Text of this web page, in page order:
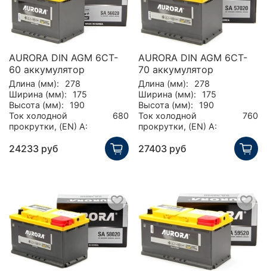
AURORA DIN AGM 6CT-
60 аккумулятор
Длина (мм):
278
Ширина (мм):
175
Высота (мм):
190
Ток холодной
прокрутки, (EN) А:
680
24233 руб
AURORA DIN AGM 6CT-
70 аккумулятор
Длина (мм):
278
Ширина (мм):
175
Высота (мм):
190
Ток холодной
прокрутки, (EN) А:
760
27403 руб